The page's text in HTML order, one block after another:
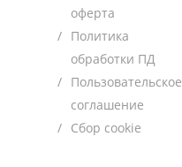
оферта
Политика
обработки ПД
Пользовательское
соглашение
Сбор cookie